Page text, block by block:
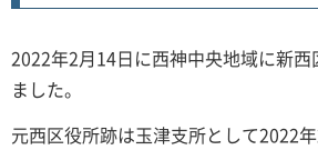
2022年2月14日に西神中央地域に新西
ました。
元西区役所跡は玉津支所として2022